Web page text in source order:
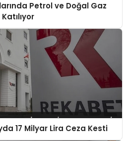
Petrol ve Doğal Gaz
17 Milyar Lira Ceza Kesti